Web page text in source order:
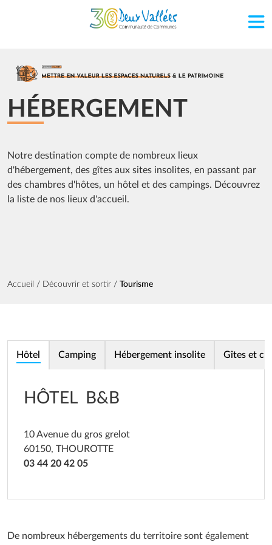
Aller au contenu principal
Image
HÉBERGEMENT
Notre destination compte de nombreux lieux
d'hébergement, des gîtes aux sites insolites, en passant par
des chambres d'hôtes, un hôtel et des campings. Découvrez
la liste de nos lieux d'accueil.
Fil d'Ariane
Accueil Découvrir et sortir Tourisme
Hôtel Camping Hébergement insolite Gîtes et
HÔTEL B&B
10 Avenue du gros grelot
60150, THOUROTTE
03 44 20 42 05
De nombreux hébergements du territoire sont également